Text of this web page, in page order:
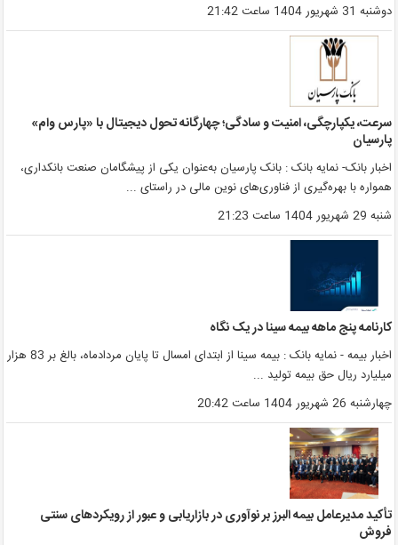
دوشنبه 31 شهریور 1404 ساعت 21:42
سرعت، یکپارچگی، امنیت و سادگی؛ چهار‌گانه تحول دیجیتال با «پارس وام»
پارسیان
اخبار بانک- نمایه بانک : بانک پارسیان به‌عنوان یکی از پیشگامان صنعت بانکداری،
همواره با بهره‌گیری از فناوری‌های نوین مالی در راستای ...
شنبه 29 شهریور 1404 ساعت 21:23
کارنامه پنج ماهه بیمه سینا در یک نگاه
اخبار بیمه - نمایه بانک : بیمه سینا از ابتدای امسال تا پایان مردادماه، بالغ بر 83 هزار
میلیارد ریال حق بیمه تولید ...
چهارشنبه 26 شهریور 1404 ساعت 20:42
تأکید مدیرعامل بیمه البرز بر نوآوری در بازاریابی و عبور از رویکردهای سنتی
فروش